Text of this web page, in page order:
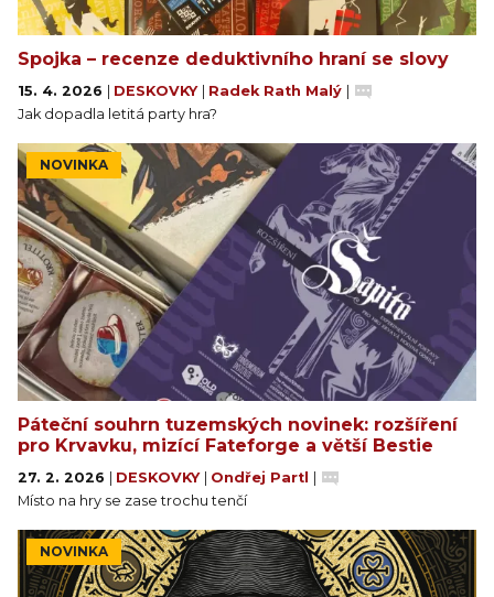
Spojka – recenze deduktivního hraní se slovy
15. 4. 2026 DESKOVKY Radek Rath Malý
Jak dopadla letitá party hra?
NOVINKA
Páteční souhrn tuzemských novinek: rozšíření
pro Krvavku, mizící Fateforge a větší Bestie
27. 2. 2026 DESKOVKY Ondřej Partl
Místo na hry se zase trochu tenčí
NOVINKA